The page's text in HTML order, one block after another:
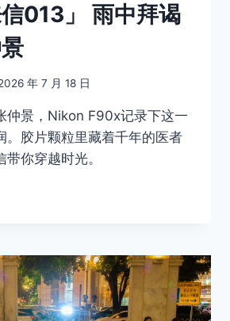
信013」 雨中拜谒
年 7 月 18 日
仲景，Nikon F90x记录下这一
。胶片颗粒里藏着千年的医者
你穿越时光。